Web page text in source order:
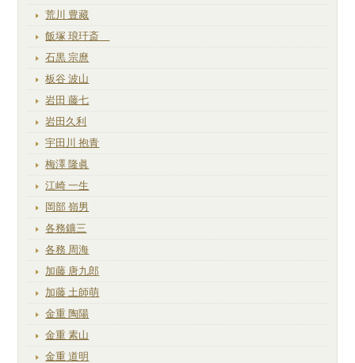
荒川 豊藏
飯塚 琅玕斎
石黒 宗麿
板谷 波山
岩田 藤七
岩田久利
宇田川 抱青
梅澤 隆眞
江崎 一生
岡部 嶺男
各務鑛三
各務 周海
加藤 唐九郎
加藤 土師萌
金重 陶陽
金重 素山
金重 道明